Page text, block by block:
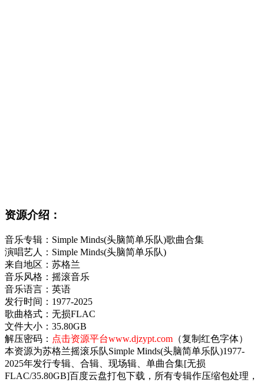
资源介绍：
音乐专辑：Simple Minds(头脑简单乐队)歌曲合集
演唱艺人：Simple Minds(头脑简单乐队)
来自地区：苏格兰
音乐风格：摇滚音乐
音乐语言：英语
发行时间：1977-2025
歌曲格式：无损FLAC
文件大小：35.80GB
解压密码： 点击资源平台www.djzypt.com （复制红色字体）
本资源为苏格兰摇滚乐队Simple Minds(头脑简单乐队)1977-
2025年发行专辑、合辑、现场辑、单曲合集[无损
FLAC/35.80GB]百度云盘打包下载，所有专辑作压缩包处理，